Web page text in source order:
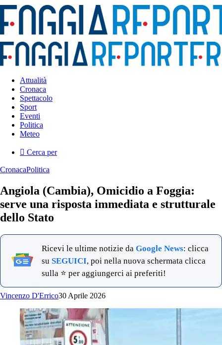
Attualità
Cronaca
Spettacolo
Sport
Eventi
Politica
Meteo
Cerca per
CronacaPolitica
Angiola (Cambia), Omicidio a Foggia:
serve una risposta immediata e strutturale
dello Stato
Ricevi le ultime notizie da Google News: clicca
su SEGUICI, poi nella nuova schermata clicca
sulla ⭐ per aggiungerci ai preferiti!
Vincenzo D'Errico30 Aprile 2026